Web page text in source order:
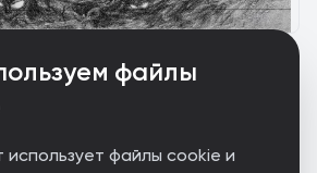
файлы
использует файлы cookie и